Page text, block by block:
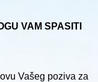
VAM SPASITI
Vašeg poziva za